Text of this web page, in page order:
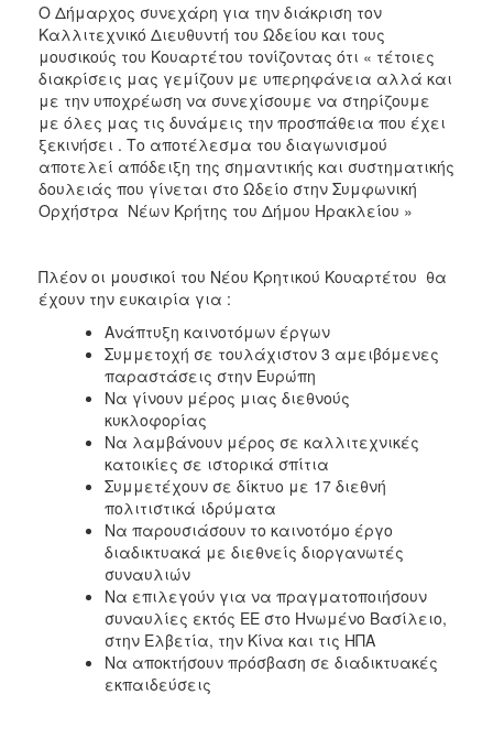
Ο Δήμαρχος συνεχάρη για την διάκριση τον
Καλλιτεχνικό Διευθυντή του Ωδείου και τους
μουσικούς του Κουαρτέτου τονίζοντας ότι « τέτοιες
διακρίσεις μας γεμίζουν με υπερηφάνεια αλλά και
με την υποχρέωση να συνεχίσουμε να στηρίζουμε
με όλες μας τις δυνάμεις την προσπάθεια που έχει
ξεκινήσει . Το αποτέλεσμα του διαγωνισμού
αποτελεί απόδειξη της σημαντικής και συστηματικής
δουλειάς που γίνεται στο Ωδείο στην Συμφωνική
Ορχήστρα Νέων Κρήτης του Δήμου Ηρακλείου »
Πλέον οι μουσικοί του Νέου Κρητικού Κουαρτέτου θα
έχουν την ευκαιρία για :
Ανάπτυξη καινοτόμων έργων
Συμμετοχή σε τουλάχιστον 3 αμειβόμενες
παραστάσεις στην Ευρώπη
Να γίνουν μέρος μιας διεθνούς
κυκλοφορίας
Να λαμβάνουν μέρος σε καλλιτεχνικές
κατοικίες σε ιστορικά σπίτια
Συμμετέχουν σε δίκτυο με 17 διεθνή
πολιτιστικά ιδρύματα
Να παρουσιάσουν το καινοτόμο έργο
διαδικτυακά με διεθνείς διοργανωτές
συναυλιών
Να επιλεγούν για να πραγματοποιήσουν
συναυλίες εκτός ΕΕ στο Ηνωμένο Βασίλειο,
στην Ελβετία, την Κίνα και τις ΗΠΑ
Να αποκτήσουν πρόσβαση σε διαδικτυακές
εκπαιδεύσεις